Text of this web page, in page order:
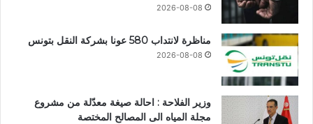
2026-08-08
مناظرة لانتداب 580 عونا بشركة النقل بتونس
2026-08-08
وزير الفلاحة : احالة صيغة معدّلة من مشروع
مجلة المياه الى المصالح المختصة